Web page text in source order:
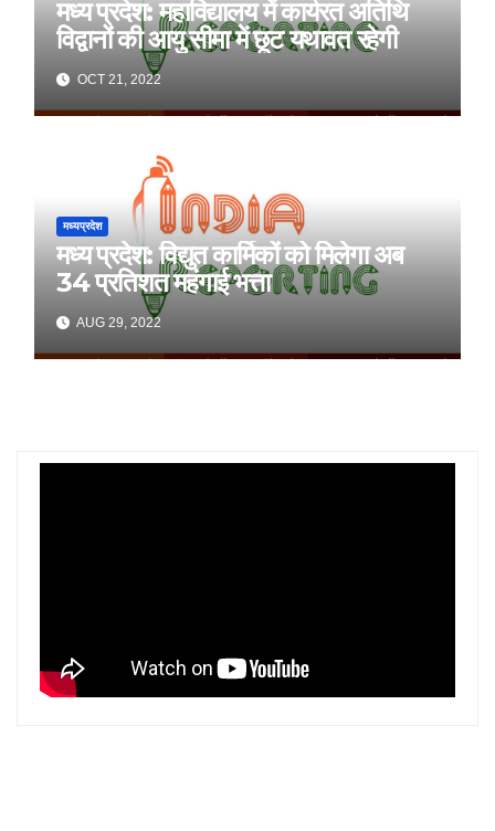
मध्य प्रदेश: महाविद्यालय में कार्यरत अतिथि
विद्वानों की आयु सीमा में छूट यथावत रहेगी
OCT 21, 2022
मध्यप्रदेश
मध्य प्रदेश: विद्युत कार्मिकों को मिलेगा अब
34 प्रतिशत महंगाई भत्ता
AUG 29, 2022